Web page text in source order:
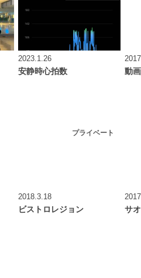
2023.1.26
安静時心拍数 動
プライベート
2018.3.18
ビストロレジョン サ